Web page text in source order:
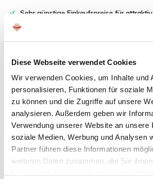
Diese Webseite verwendet Cookies
Wir verwenden Cookies, um Inhalte und
personalisieren, Funktionen für soziale
zu können und die Zugriffe auf unsere
analysieren. Außerdem geben wir
Verwendung unserer Website an unsere
soziale Medien, Werbung und Analysen
Partner führen diese Informationen
weiteren Daten zusammen, die Sie
Sehr günstige Einkaufspreise für
Kostenloses Probepaket für Neukunden
Zuletzt angesehen